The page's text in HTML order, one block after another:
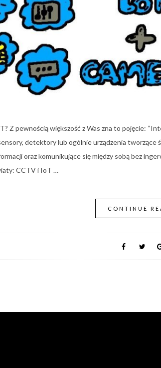
Z pewnością większość z Was zna to pojęcie:
detektory lub ogólnie urządzenia tworzące
oraz komunikujące się między sobą bez
CCTV i IoT …
CONTINUE